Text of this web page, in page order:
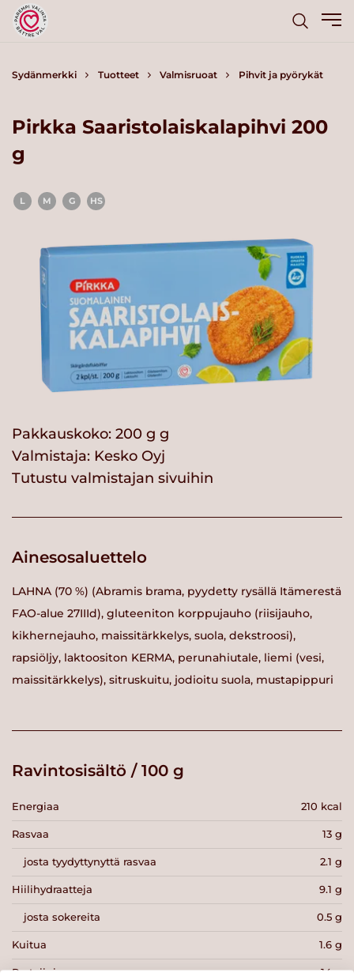
Sydänmerkki Tuotteet Valmisruoat Pihvit ja pyörykät
Pirkka Saaristolaiskalapihvi 200
g
L M G HS
Pakkauskoko: 200 g g
Valmistaja: Kesko Oyj
Tutustu valmistajan sivuihin
Ainesosaluettelo
LAHNA (70 %) (Abramis brama, pyydetty rysällä Itämerestä
FAO-alue 27IIId), gluteeniton korppujauho (riisijauho,
kikhernejauho, maissitärkkelys, suola, dekstroosi),
rapsiöljy, laktoositon KERMA, perunahiutale, liemi (vesi,
maissitärkkelys), sitruskuitu, jodioitu suola, mustapippuri
Ravintosisältö / 100 g
Energiaa 210 kcal
Rasvaa 13 g
josta tyydyttynyttä rasvaa 2.1 g
Hiilihydraatteja 9.1 g
josta sokereita 0.5 g
Kuitua 1.6 g
Proteiinia 14 g